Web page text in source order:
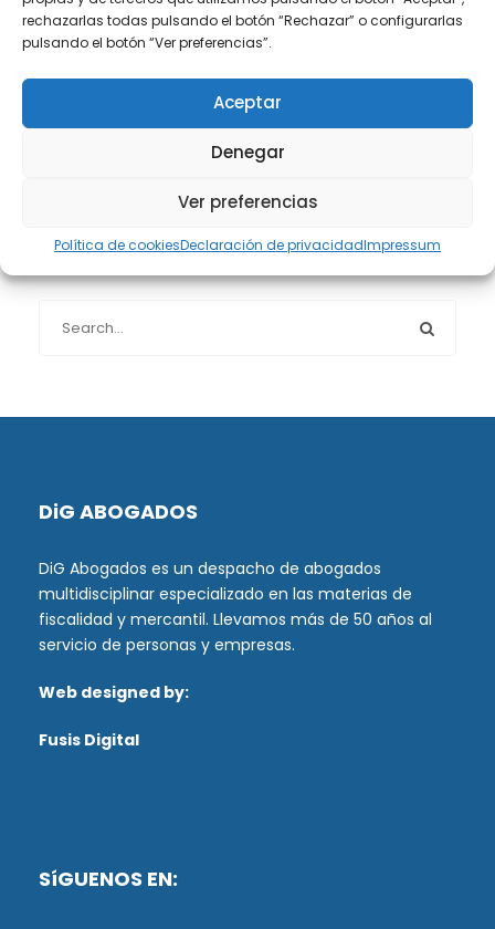
rechazarlas todas pulsando el botón “Rechazar” o configurarlas
pulsando el botón “Ver preferencias”.
Aceptar
Denegar
Ver preferencias
Política de cookiesDeclaración de privacidadImpressum
Protección de datos(40)
DiG ABOGADOS
DiG Abogados es un despacho de abogados
multidisciplinar especializado en las materias de
fiscalidad y mercantil. Llevamos más de 50 años al
servicio de personas y empresas.
Web designed by:
Fusis Digital
SíGUENOS EN: